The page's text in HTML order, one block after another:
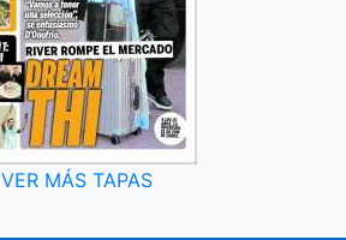
VER MÁS TAPAS